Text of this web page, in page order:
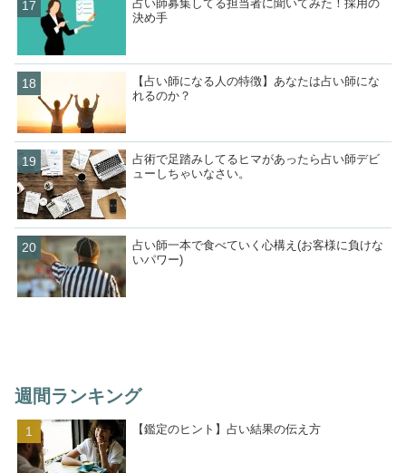
占い師募集してる担当者に聞いてみた！採用の
決め手
【占い師になる人の特徴】あなたは占い師にな
れるのか？
占術で足踏みしてるヒマがあったら占い師デビ
ューしちゃいなさい。
占い師一本で食べていく心構え(お客様に負けな
いパワー)
週間ランキング
【鑑定のヒント】占い結果の伝え方